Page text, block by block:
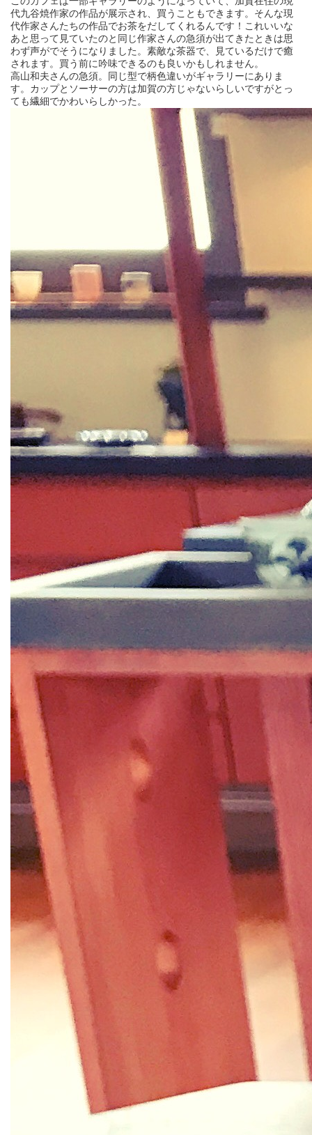
代九谷焼作家の作品が展示され、買うこともできます。そんな現
代作家さんたちの作品でお茶をだしてくれるんです！これいいな
あと思って見ていたのと同じ作家さんの急須が出てきたときは思
わず声がでそうになりました。素敵な茶器で、見ているだけで癒
されます。買う前に吟味できるのも良いかもしれません。
高山和夫さんの急須。同じ型で柄色違いがギャラリーにありま
す。カップとソーサーの方は加賀の方じゃないらしいですがとっ
ても繊細でかわいらしかった。